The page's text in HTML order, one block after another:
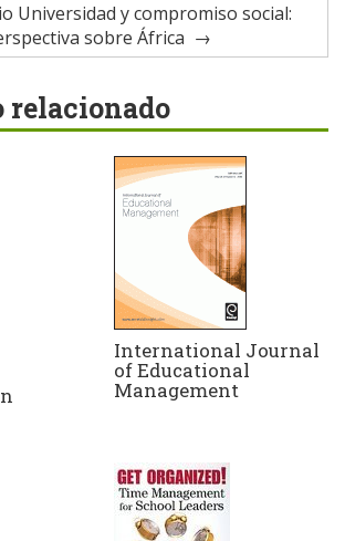
Universidad y compromiso social:
sobre África
relacionado
International Journal
of Educational
Management